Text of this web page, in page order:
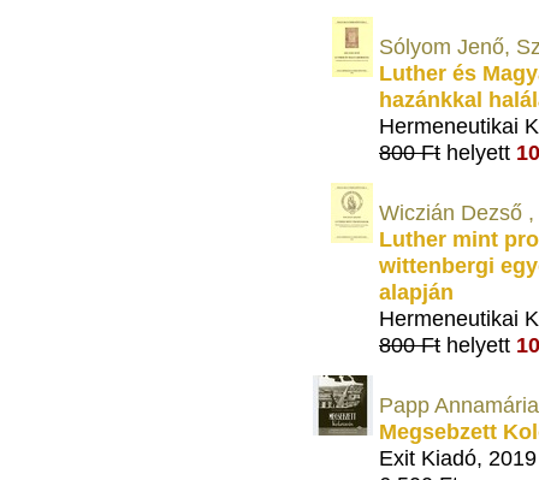
Sólyom Jenő,
Luther és
hazánkkal
Hermeneutikai
800 Ft helyett
Wiczián Dezső
Luther mint
wittenbergi
alapján
Hermeneutikai
800 Ft helyett
Papp
Megsebzett
Exit Kiadó, 2019